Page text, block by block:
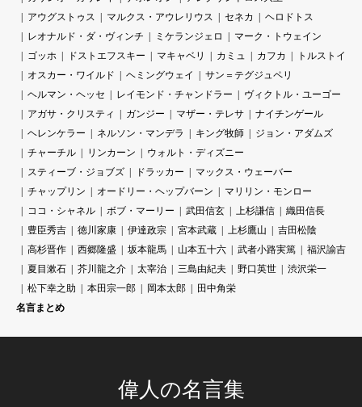
アウグストゥス
マルクス・アウレリウス セネカ
ヘロドトス
レオナルド・ダ・ヴィンチ
ミケランジェロ
マーク・トウェイン
ゴッホ
ドストエフスキー マキャベリ カミュ カフカ
トルストイ
オスカー・ワイルド
ヘミングウェイ
サン＝テグジュペリ
ヘルマン・ヘッセ
レイモンド・チャンドラー
ヴィクトル・ユーゴー
アガサ・クリスティ
ガンジー マザー・テレサ
ナイチンゲール
ヘレンケラー
ネルソン・マンデラ キング牧師
ジョン・アダムズ
チャーチル
リンカーン
ウォルト・ディズニー
スティーブ・ジョブズ
ドラッカー
マックス・ウェーバー
チャップリン
オードリー・ヘップバーン
マリリン・モンロー
ココ・シャネル
ボブ・マーリー 武田信玄 上杉謙信
織田信長
豊臣秀吉
徳川家康 伊達政宗 宮本武蔵 上杉鷹山
吉田松陰
高杉晋作
西郷隆盛 坂本龍馬 山本五十六 武者小路実篤
福沢諭吉
夏目漱石
芥川龍之介 太宰治 三島由紀夫 野口英世
渋沢栄一
松下幸之助
本田宗一郎 岡本太郎
田中角栄
名言まとめ
偉人の名言集